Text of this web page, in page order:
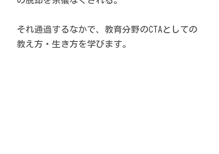
それ通過するなかで、教育分野のCTAとしての
教え方・生き方を学びます。